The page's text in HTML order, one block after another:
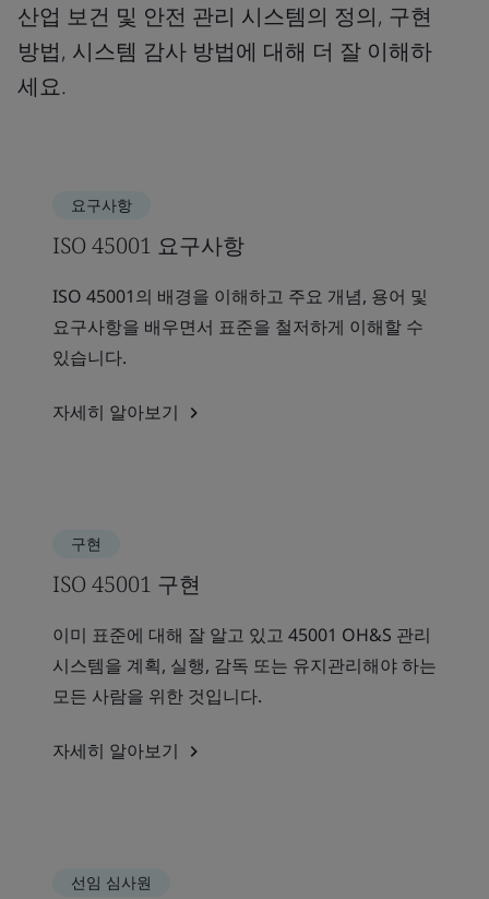
산업 보건 및 안전 관리 시스템의 정의, 구현
방법, 시스템 감사 방법에 대해 더 잘 이해하
세요.
요구사항
ISO 45001 요구사항
ISO 45001의 배경을 이해하고 주요 개념, 용어 및
요구사항을 배우면서 표준을 철저하게 이해할 수
있습니다.
자세히 알아보기
구현
ISO 45001 구현
이미 표준에 대해 잘 알고 있고 45001 OH&S 관리
시스템을 계획, 실행, 감독 또는 유지관리해야 하는
모든 사람을 위한 것입니다.
자세히 알아보기
선임 심사원